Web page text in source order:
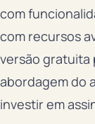
com
com recursos
versão gratuita
abordagem do
investir em